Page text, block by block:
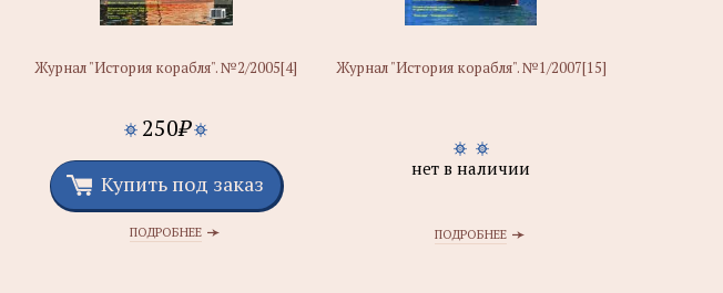
Журнал "История корабля". №2/2005[4]
250₽
Купить под заказ
ПОДРОБНЕЕ
Журнал "История корабля". №1/2007[15]
нет в наличии
ПОДРОБНЕЕ